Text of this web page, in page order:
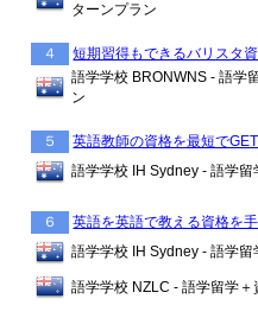
ターンプラン
４
短期習得もできるバリスタ
語学学校 BRONWNS - 語学
ン
５
英語教師の資格を最短でGET
語学学校 IH Sydney - 語学
６
英語を英語で教える資格を
語学学校 IH Sydney - 語学
語学学校 NZLC - 語学留学＋